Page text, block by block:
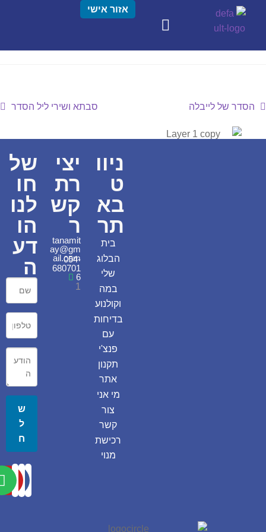
אזור אישי
הסדר של לייבלה סבתא ושירי ליל הסדר
ניוו
ט
בא
תר
בית
הבלוג
שלי
במה
וקולנוע
בדיחות
עם
פנצ'י
תקנון
אתר
מי אני
צור
קשר
רכישת
מנוי
יצי
רת
קש
ר
tanamit
ay@gm
ail.com
054-
680701
6
1
של
חו
לנו
הו
דע
ה
ש
ל
ח